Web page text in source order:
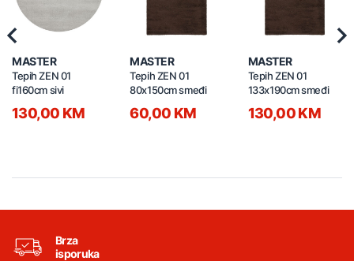
MASTER
Tepih ZEN 01
fi160cm sivi
130,00 KM
MASTER
Tepih ZEN 01
80x150cm smeđi
60,00 KM
MASTER
Tepih ZEN 01
133x190cm smeđi
130,00 KM
Brza
isporuka